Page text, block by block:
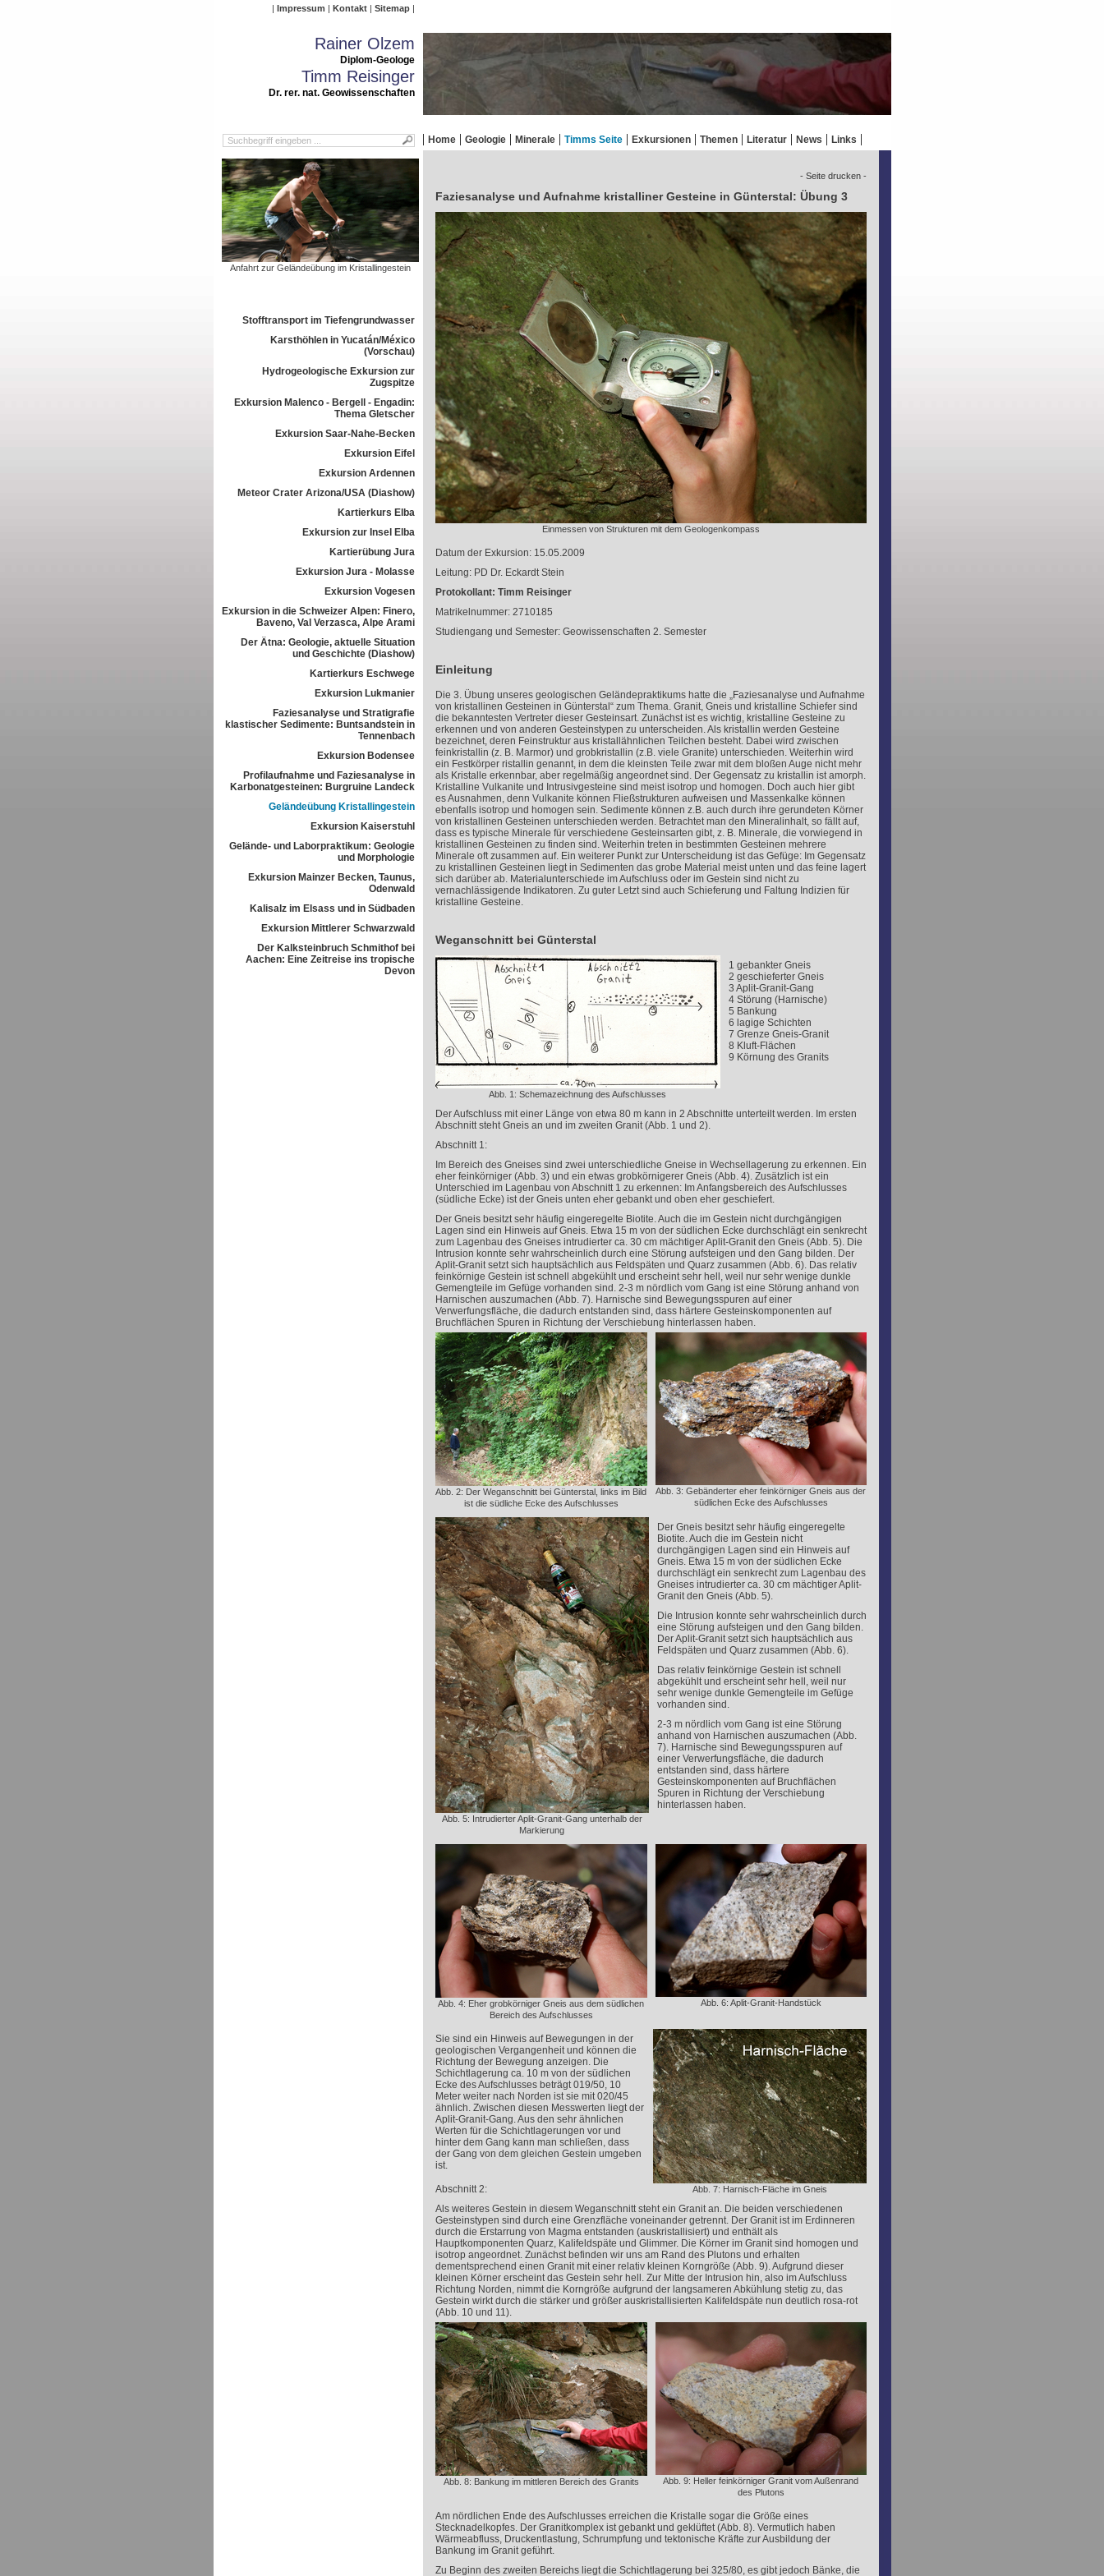
Impressum Kontakt Sitemap
Rainer Olzem
Diplom-Geologe
Timm Reisinger
Dr. rer. nat. Geowissenschaften
Home Geologie Minerale Timms Seite Exkursionen Themen Literatur News Links
Anfahrt zur Geländeübung im Kristallingestein
Stofftransport im Tiefengrundwasser
Karsthöhlen in Yucatán/México
(Vorschau)
Hydrogeologische Exkursion zur
Zugspitze
Exkursion Malenco - Bergell - Engadin:
Thema Gletscher
Exkursion Saar-Nahe-Becken
Exkursion Eifel
Exkursion Ardennen
Meteor Crater Arizona/USA (Diashow)
Kartierkurs Elba
Exkursion zur Insel Elba
Kartierübung Jura
Exkursion Jura - Molasse
Exkursion Vogesen
Exkursion in die Schweizer Alpen: Finero,
Baveno, Val Verzasca, Alpe Arami
Der Ätna: Geologie, aktuelle Situation
und Geschichte (Diashow)
Kartierkurs Eschwege
Exkursion Lukmanier
Faziesanalyse und Stratigrafie
klastischer Sedimente: Buntsandstein in
Tennenbach
Exkursion Bodensee
Profilaufnahme und Faziesanalyse in
Karbonatgesteinen: Burgruine Landeck
Geländeübung Kristallingestein
Exkursion Kaiserstuhl
Gelände- und Laborpraktikum: Geologie
und Morphologie
Exkursion Mainzer Becken, Taunus,
Odenwald
Kalisalz im Elsass und in Südbaden
Exkursion Mittlerer Schwarzwald
Der Kalksteinbruch Schmithof bei
Aachen: Eine Zeitreise ins tropische
Devon
- Seite drucken -
Faziesanalyse und Aufnahme kristalliner Gesteine in Günterstal: Übung 3
Einmessen von Strukturen mit dem Geologenkompass
Datum der Exkursion: 15.05.2009
Leitung: PD Dr. Eckardt Stein
Protokollant: Timm Reisinger
Matrikelnummer: 2710185
Studiengang und Semester: Geowissenschaften 2. Semester
Einleitung
Die 3. Übung unseres geologischen Geländepraktikums hatte die „Faziesanalyse und Aufnahme
von kristallinen Gesteinen in Günterstal“ zum Thema. Granit, Gneis und kristalline Schiefer sind
die bekanntesten Vertreter dieser Gesteinsart. Zunächst ist es wichtig, kristalline Gesteine zu
erkennen und von anderen Gesteinstypen zu unterscheiden. Als kristallin werden Gesteine
bezeichnet, deren Feinstruktur aus kristallähnlichen Teilchen besteht. Dabei wird zwischen
feinkristallin (z. B. Marmor) und grobkristallin (z.B. viele Granite) unterschieden. Weiterhin wird
ein Festkörper ristallin genannt, in dem die kleinsten Teile zwar mit dem bloßen Auge nicht mehr
als Kristalle erkennbar, aber regelmäßig angeordnet sind. Der Gegensatz zu kristallin ist amorph.
Kristalline Vulkanite und Intrusivgesteine sind meist isotrop und homogen. Doch auch hier gibt
es Ausnahmen, denn Vulkanite können Fließstrukturen aufweisen und Massenkalke können
ebenfalls isotrop und homogen sein. Sedimente können z.B. auch durch ihre gerundeten Körner
von kristallinen Gesteinen unterschieden werden. Betrachtet man den Mineralinhalt, so fällt auf,
dass es typische Minerale für verschiedene Gesteinsarten gibt, z. B. Minerale, die vorwiegend in
kristallinen Gesteinen zu finden sind. Weiterhin treten in bestimmten Gesteinen mehrere
Minerale oft zusammen auf. Ein weiterer Punkt zur Unterscheidung ist das Gefüge: Im Gegensatz
zu kristallinen Gesteinen liegt in Sedimenten das grobe Material meist unten und das feine lagert
sich darüber ab. Materialunterschiede im Aufschluss oder im Gestein sind nicht zu
vernachlässigende Indikatoren. Zu guter Letzt sind auch Schieferung und Faltung Indizien für
kristalline Gesteine.
Weganschnitt bei Günterstal
Abb. 1: Schemazeichnung des Aufschlusses
1 gebankter Gneis
2 geschieferter Gneis
3 Aplit-Granit-Gang
4 Störung (Harnische)
5 Bankung
6 lagige Schichten
7 Grenze Gneis-Granit
8 Kluft-Flächen
9 Körnung des Granits
Der Aufschluss mit einer Länge von etwa 80 m kann in 2 Abschnitte unterteilt werden. Im ersten
Abschnitt steht Gneis an und im zweiten Granit (Abb. 1 und 2).
Abschnitt 1:
Im Bereich des Gneises sind zwei unterschiedliche Gneise in Wechsellagerung zu erkennen. Ein
eher feinkörniger (Abb. 3) und ein etwas grobkörnigerer Gneis (Abb. 4). Zusätzlich ist ein
Unterschied im Lagenbau von Abschnitt 1 zu erkennen: Im Anfangsbereich des Aufschlusses
(südliche Ecke) ist der Gneis unten eher gebankt und oben eher geschiefert.
Der Gneis besitzt sehr häufig eingeregelte Biotite. Auch die im Gestein nicht durchgängigen
Lagen sind ein Hinweis auf Gneis. Etwa 15 m von der südlichen Ecke durchschlägt ein senkrecht
zum Lagenbau des Gneises intrudierter ca. 30 cm mächtiger Aplit-Granit den Gneis (Abb. 5). Die
Intrusion konnte sehr wahrscheinlich durch eine Störung aufsteigen und den Gang bilden. Der
Aplit-Granit setzt sich hauptsächlich aus Feldspäten und Quarz zusammen (Abb. 6). Das relativ
feinkörnige Gestein ist schnell abgekühlt und erscheint sehr hell, weil nur sehr wenige dunkle
Gemengteile im Gefüge vorhanden sind. 2-3 m nördlich vom Gang ist eine Störung anhand von
Harnischen auszumachen (Abb. 7). Harnische sind Bewegungsspuren auf einer
Verwerfungsfläche, die dadurch entstanden sind, dass härtere Gesteinskomponenten auf
Bruchflächen Spuren in Richtung der Verschiebung hinterlassen haben.
Abb. 2: Der Weganschnitt bei Günterstal, links im Bild
ist die südliche Ecke des Aufschlusses
Abb. 3: Gebänderter eher feinkörniger Gneis aus der
südlichen Ecke des Aufschlusses
Abb. 5: Intrudierter Aplit-Granit-Gang unterhalb der
Markierung
Der Gneis besitzt sehr häufig eingeregelte
Biotite. Auch die im Gestein nicht
durchgängigen Lagen sind ein Hinweis auf
Gneis. Etwa 15 m von der südlichen Ecke
durchschlägt ein senkrecht zum Lagenbau des
Gneises intrudierter ca. 30 cm mächtiger Aplit-
Granit den Gneis (Abb. 5).
Die Intrusion konnte sehr wahrscheinlich durch
eine Störung aufsteigen und den Gang bilden.
Der Aplit-Granit setzt sich hauptsächlich aus
Feldspäten und Quarz zusammen (Abb. 6).
Das relativ feinkörnige Gestein ist schnell
abgekühlt und erscheint sehr hell, weil nur
sehr wenige dunkle Gemengteile im Gefüge
vorhanden sind.
2-3 m nördlich vom Gang ist eine Störung
anhand von Harnischen auszumachen (Abb.
7). Harnische sind Bewegungsspuren auf
einer Verwerfungsfläche, die dadurch
entstanden sind, dass härtere
Gesteinskomponenten auf Bruchflächen
Spuren in Richtung der Verschiebung
hinterlassen haben.
Abb. 4: Eher grobkörniger Gneis aus dem südlichen
Bereich des Aufschlusses
Abb. 6: Aplit-Granit-Handstück
Abb. 7: Harnisch-Fläche im Gneis
Sie sind ein Hinweis auf Bewegungen in der
geologischen Vergangenheit und können die
Richtung der Bewegung anzeigen. Die
Schichtlagerung ca. 10 m von der südlichen
Ecke des Aufschlusses beträgt 019/50, 10
Meter weiter nach Norden ist sie mit 020/45
ähnlich. Zwischen diesen Messwerten liegt der
Aplit-Granit-Gang. Aus den sehr ähnlichen
Werten für die Schichtlagerungen vor und
hinter dem Gang kann man schließen, dass
der Gang von dem gleichen Gestein umgeben
ist.
Abschnitt 2:
Als weiteres Gestein in diesem Weganschnitt steht ein Granit an. Die beiden verschiedenen
Gesteinstypen sind durch eine Grenzfläche voneinander getrennt. Der Granit ist im Erdinneren
durch die Erstarrung von Magma entstanden (auskristallisiert) und enthält als
Hauptkomponenten Quarz, Kalifeldspäte und Glimmer. Die Körner im Granit sind homogen und
isotrop angeordnet. Zunächst befinden wir uns am Rand des Plutons und erhalten
dementsprechend einen Granit mit einer relativ kleinen Korngröße (Abb. 9). Aufgrund dieser
kleinen Körner erscheint das Gestein sehr hell. Zur Mitte der Intrusion hin, also im Aufschluss
Richtung Norden, nimmt die Korngröße aufgrund der langsameren Abkühlung stetig zu, das
Gestein wirkt durch die stärker und größer auskristallisierten Kalifeldspäte nun deutlich rosa-rot
(Abb. 10 und 11).
Abb. 8: Bankung im mittleren Bereich des Granits
Abb. 9: Heller feinkörniger Granit vom Außenrand
des Plutons
Am nördlichen Ende des Aufschlusses erreichen die Kristalle sogar die Größe eines
Stecknadelkopfes. Der Granitkomplex ist gebankt und geklüftet (Abb. 8). Vermutlich haben
Wärmeabfluss, Druckentlastung, Schrumpfung und tektonische Kräfte zur Ausbildung der
Bankung im Granit geführt.
Zu Beginn des zweiten Bereichs liegt die Schichtlagerung bei 325/80, es gibt jedoch Bänke, die